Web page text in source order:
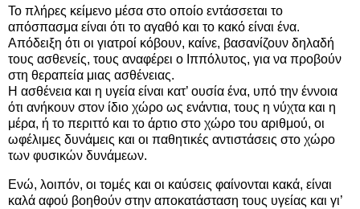
Το πλήρες κείμενο μέσα στο οποίο εντάσσεται το
απόσπασμα είναι ότι το αγαθό και το κακό είναι ένα.
Απόδειξη ότι οι γιατροί κόβουν, καίνε, βασανίζουν δηλαδή
τους ασθενείς, τους αναφέρει ο Ιππόλυτος, για να προβούν
στη θεραπεία μιας ασθένειας.
Η ασθένεια και η υγεία είναι κατ’ ουσία ένα, υπό την έννοια
ότι ανήκουν στον ίδιο χώρο ως ενάντια, τους η νύχτα και η
μέρα, ή το περιττό και το άρτιο στο χώρο του αριθμού, οι
ωφέλιμες δυνάμεις και οι παθητικές αντιστάσεις στο χώρο
των φυσικών δυνάμεων.
Ενώ, λοιπόν, οι τομές και οι καύσεις φαίνονται κακά, είναι
καλά αφού βοηθούν στην αποκατάσταση τους υγείας και γι’